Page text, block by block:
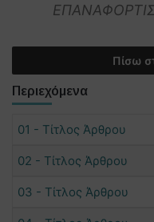
Πίσω
Περιεχόμενα
01 - Τίτλος Άρθρου
02 - Τίτλος Άρθρου
03 - Τίτλος Άρθρου